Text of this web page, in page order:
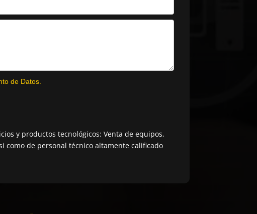
de Datos.
y productos tecnológicos: Venta de equipos,
como de personal técnico altamente calificado